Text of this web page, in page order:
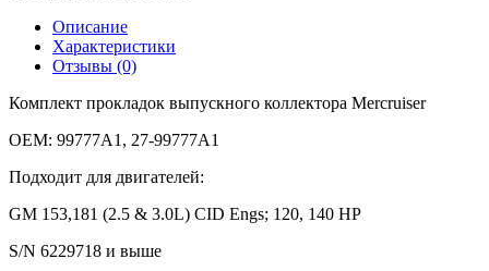
Описание
Характеристики
Отзывы (0)
Комплект прокладок выпускного коллектора Mercruiser
OEM: 99777A1, 27-99777A1
Подходит для двигателей:
GM 153,181 (2.5 & 3.0L) CID Engs; 120, 140 HP
S/N 6229718 и выше